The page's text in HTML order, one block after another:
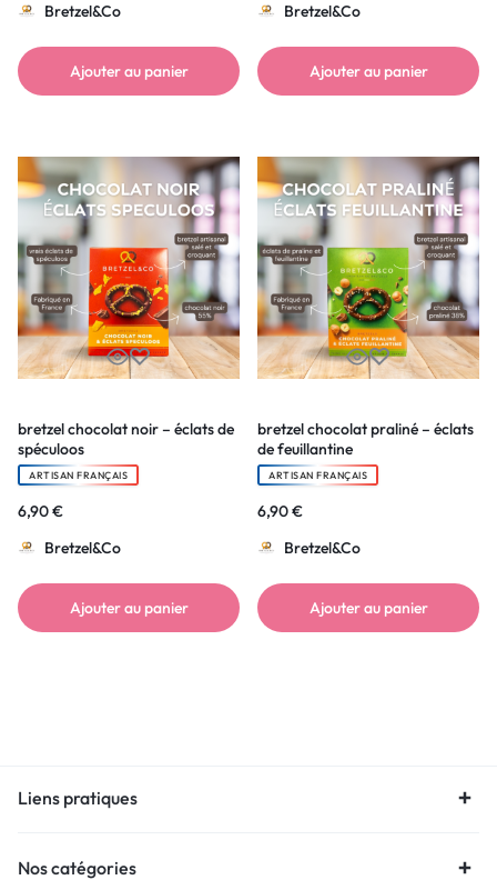
Bretzel&Co
Ajouter au panier
Bretzel&Co
Ajouter au panier
bretzel chocolat noir – éclats de
spéculoos
ARTISAN FRANÇAIS
6,90€
Bretzel&Co
Ajouter au panier
bretzel chocolat praliné – éclats
de feuillantine
ARTISAN FRANÇAIS
6,90€
Bretzel&Co
Ajouter au panier
Liens pratiques
Nos catégories